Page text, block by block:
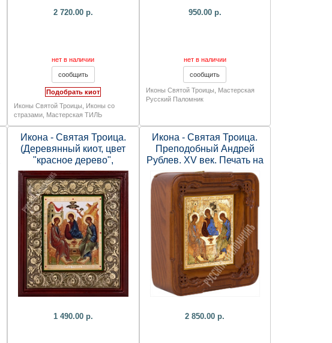
2 720.00 р.
нет в наличии
Подобрать киот
Иконы Святой Троицы
Иконы со
стразами Мастерская ТИЛЬ
950.00 р.
нет в наличии
Иконы Святой Троицы
Мастерская
Русский Паломник
Икона - Святая Троица.
(Деревянный киот, цвет
"красное дерево",
литография, тиснение,
стразы, багет, стекло. )
1 490.00 р.
Икона - Святая Троица.
Преподобный Андрей
Рублев. XV век. Печать на
холсте, деревянный киот.
216х187х58 мм.
2 850.00 р.